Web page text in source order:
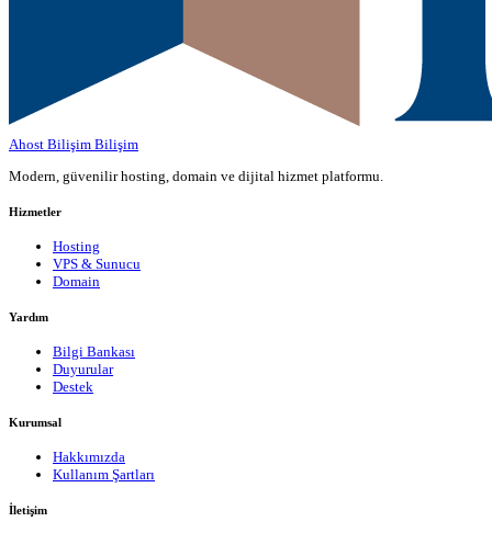
Ahost Bilişim Bilişim
Modern, güvenilir hosting, domain ve dijital hizmet platformu.
Hizmetler
Hosting
VPS & Sunucu
Domain
Yardım
Bilgi Bankası
Duyurular
Destek
Kurumsal
Hakkımızda
Kullanım Şartları
İletişim